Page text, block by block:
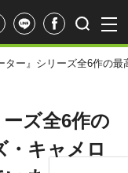
ター』シリーズ全6作の
ーズ全6作の
・キャメロ